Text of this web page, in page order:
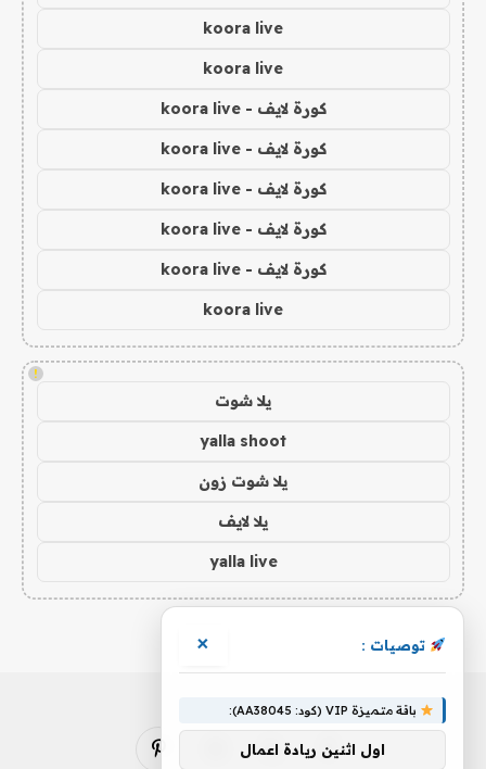
koora live
koora live
كورة لايف - koora live
كورة لايف - koora live
كورة لايف - koora live
كورة لايف - koora live
كورة لايف - koora live
koora live
!
يلا شوت
yalla shoot
يلا شوت زون
يلا لايف
yalla live
توصيات : ×
باقة متميزة VIP (كود: AA38045):
اول اثنين ريادة اعمال
فيسبوك X الانستغرامبينتيريست